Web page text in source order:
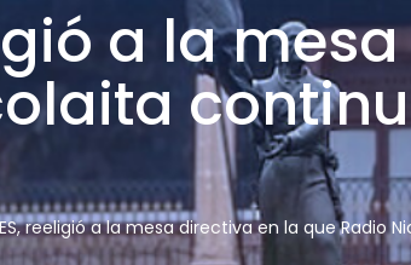
a la
reeligió a la mesa directiva en la que